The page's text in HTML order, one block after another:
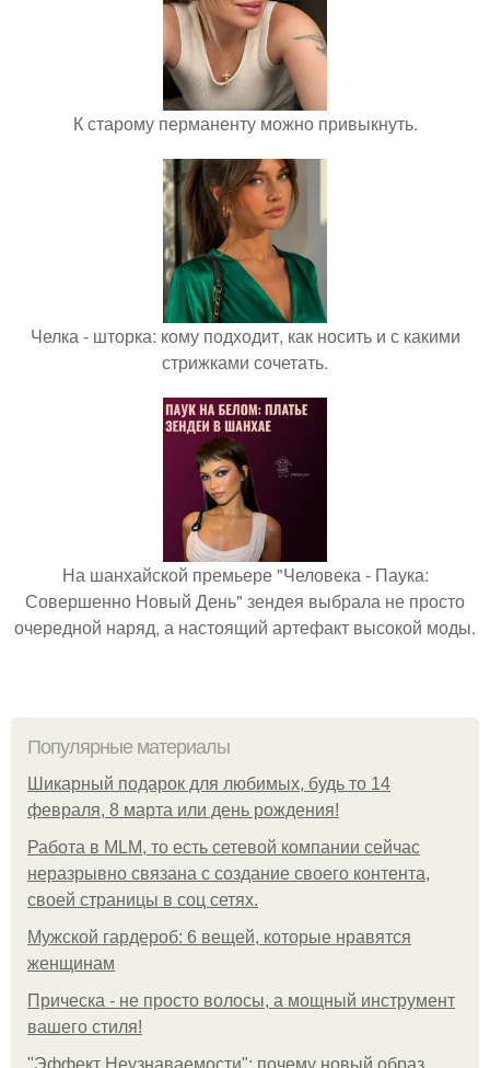
К старому перманенту можно привыкнуть.
Челка - шторка: кому подходит, как носить и с какими
стрижками сочетать.
На шанхайской премьере "Человека - Паука:
Совершенно Новый День" зендея выбрала не просто
очередной наряд, а настоящий артефакт высокой моды.
Популярные материалы
Шикарный подарок для любимых, будь то 14
февраля, 8 марта или день рождения!
Работа в MLM, то есть сетевой компании сейчас
неразрывно связана с создание своего контента,
своей страницы в соц сетях.
Мужской гардероб: 6 вещей, которые нравятся
женщинам
Прическа - не просто волосы, а мощный инструмент
вашего стиля!